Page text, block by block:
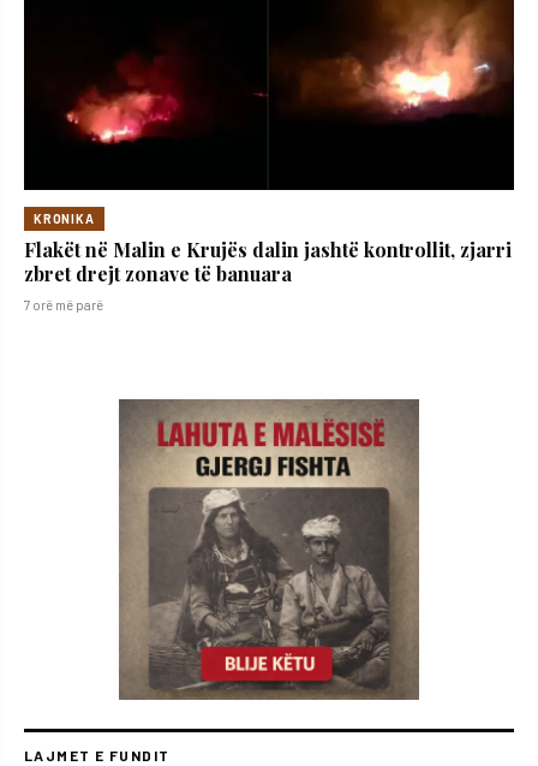
KRONIKA
Flakët në Malin e Krujës dalin jashtë kontrollit, zjarri
zbret drejt zonave të banuara
7 orë më parë
LAJMET E FUNDIT